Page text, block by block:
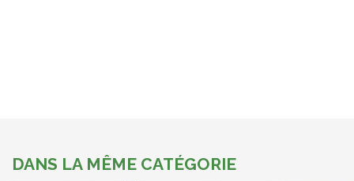
DANS LA MÊME CATÉGORIE